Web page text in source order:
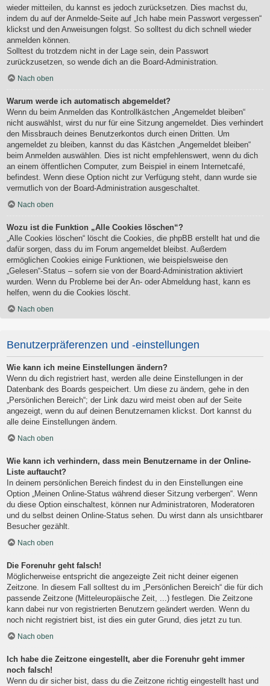
wieder mitteilen, du kannst es jedoch zurücksetzen. Dies machst du,
indem du auf der Anmelde-Seite auf „Ich habe mein Passwort vergessen“
klickst und den Anweisungen folgst. So solltest du dich schnell wieder
anmelden können.
Solltest du trotzdem nicht in der Lage sein, dein Passwort
zurückzusetzen, so wende dich an die Board-Administration.
Nach oben
Warum werde ich automatisch abgemeldet?
Wenn du beim Anmelden das Kontrollkästchen „Angemeldet bleiben“
nicht auswählst, wirst du nur für eine Sitzung angemeldet. Dies verhindert
den Missbrauch deines Benutzerkontos durch einen Dritten. Um
angemeldet zu bleiben, kannst du das Kästchen „Angemeldet bleiben“
beim Anmelden auswählen. Dies ist nicht empfehlenswert, wenn du dich
an einem öffentlichen Computer, zum Beispiel in einem Internetcafé,
befindest. Wenn diese Option nicht zur Verfügung steht, dann wurde sie
vermutlich von der Board-Administration ausgeschaltet.
Nach oben
Wozu ist die Funktion „Alle Cookies löschen“?
„Alle Cookies löschen“ löscht die Cookies, die phpBB erstellt hat und die
dafür sorgen, dass du im Forum angemeldet bleibst. Außerdem
ermöglichen Cookies einige Funktionen, wie beispielsweise den
„Gelesen“-Status – sofern sie von der Board-Administration aktiviert
wurden. Wenn du Probleme bei der An- oder Abmeldung hast, kann es
helfen, wenn du die Cookies löscht.
Nach oben
Benutzerpräferenzen und -einstellungen
Wie kann ich meine Einstellungen ändern?
Wenn du dich registriert hast, werden alle deine Einstellungen in der
Datenbank des Boards gespeichert. Um diese zu ändern, gehe in den
„Persönlichen Bereich“; der Link dazu wird meist oben auf der Seite
angezeigt, wenn du auf deinen Benutzernamen klickst. Dort kannst du
alle deine Einstellungen ändern.
Nach oben
Wie kann ich verhindern, dass mein Benutzername in der Online-
Liste auftaucht?
In deinem persönlichen Bereich findest du in den Einstellungen eine
Option „Meinen Online-Status während dieser Sitzung verbergen“. Wenn
du diese Option einschaltest, können nur Administratoren, Moderatoren
und du selbst deinen Online-Status sehen. Du wirst dann als unsichtbarer
Besucher gezählt.
Nach oben
Die Forenuhr geht falsch!
Möglicherweise entspricht die angezeigte Zeit nicht deiner eigenen
Zeitzone. In diesem Fall solltest du im „Persönlichen Bereich“ die für dich
passende Zeitzone (Mitteleuropäische Zeit, ...) festlegen. Die Zeitzone
kann dabei nur von registrierten Benutzern geändert werden. Wenn du
noch nicht registriert bist, ist dies ein guter Grund, dies jetzt zu tun.
Nach oben
Ich habe die Zeitzone eingestellt, aber die Forenuhr geht immer
noch falsch!
Wenn du dir sicher bist, dass du die Zeitzone richtig eingestellt hast und